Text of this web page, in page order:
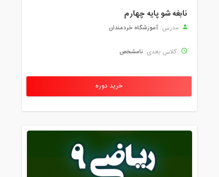
نابغه شو پایه چهارم
مدرس: آموزشگاه خردمندان
کلاس بعدی: نامشخص
خرید دوره